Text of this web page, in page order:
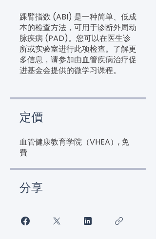
踝臂指数 (ABI) 是一种简单、低成
本的检查方法，可用于诊断外周动
脉疾病 (PAD)。您可以在医生诊
所或实验室进行此项检查。了解更
多信息，请参加由血管疾病治疗促
进基金会提供的微学习课程。
定價
血管健康教育学院（VHEA）, 免
費
分享